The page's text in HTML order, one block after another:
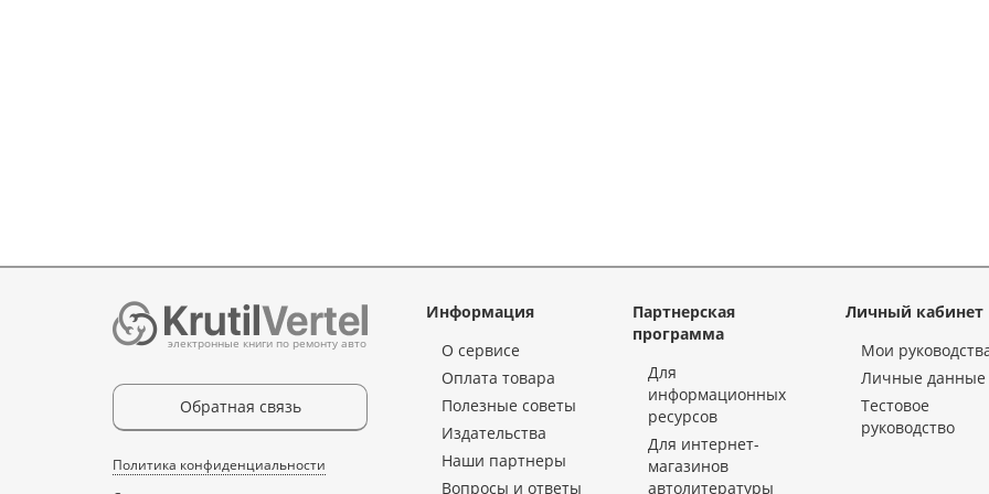
электронные книги по ремонту авто
Обратная связь
Политика конфиденциальности
Информация
О сервисе
Оплата товара
Полезные советы
Издательства
Наши партнеры
Вопросы и ответы
Партнерская
программа
Для
информационных
ресурсов
Для интернет-
магазинов
автолитературы
Личный кабинет
Мои
Личные данные
Тестовое
руководство